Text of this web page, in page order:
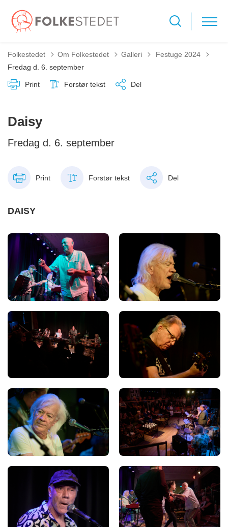
Folkestedet Om Folkestedet Galleri Tilbage til
Festuge 2024
Fredag d. 6. september
Print Forstør tekst Del
Daisy
Fredag d. 6. september
Print Forstør tekst Del
DAISY